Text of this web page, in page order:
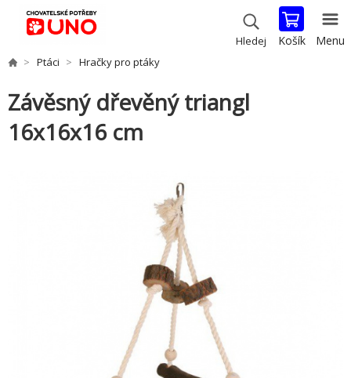
Hledej Košík Menu
Ptáci Hračky pro ptáky
Závěsný dřevěný triangl
16x16x16 cm